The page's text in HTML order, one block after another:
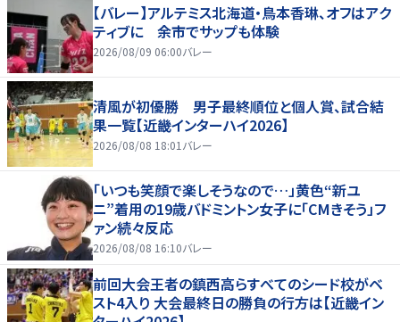
【バレー】アルテミス北海道・鳥本香琳、オフはアク
ティブに 余市でサップも体験
2026/08/09 06:00バレー
清風が初優勝 男子最終順位と個人賞、試合結
果一覧【近畿インターハイ2026】
2026/08/08 18:01 バレー
「いつも笑顔で楽しそうなので…」黄色“新ユ
ニ”着用の19歳バドミントン女子に「CMきそう」フ
ァン続々反応
2026/08/08 16:10バレー
前回大会王者の鎮西高らすべてのシード校がベ
スト4入り 大会最終日の勝負の行方は【近畿イン